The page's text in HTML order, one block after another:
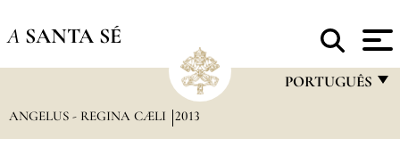
A SANTA SÉ
PORTUGUÊS
ANGELUS - REGINA CÆLI 2013